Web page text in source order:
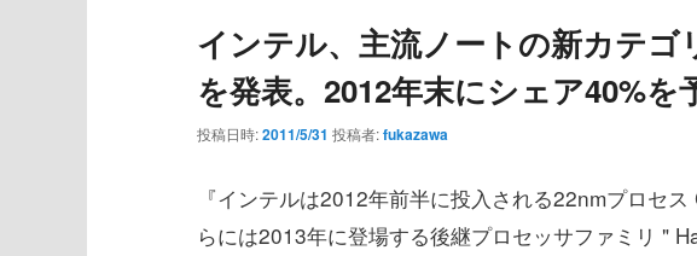
インテル、主流ノートの新カテ
を発表。2012年末にシェア40%を
投稿日時:2011/5/31 投稿者:fukazawa
『インテルは2012年前半に投入される22nmプロセ
らには2013年に登場する後継プロセッサファミリ "